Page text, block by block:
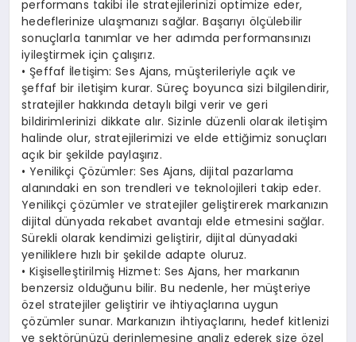
performans takibi ile stratejilerinizi optimize eder,
hedeflerinize ulaşmanızı sağlar. Başarıyı ölçülebilir
sonuçlarla tanımlar ve her adımda performansınızı
iyileştirmek için çalışırız.
• Şeffaf İletişim: Ses Ajans, müşterileriyle açık ve
şeffaf bir iletişim kurar. Süreç boyunca sizi bilgilendirir,
stratejiler hakkında detaylı bilgi verir ve geri
bildirimlerinizi dikkate alır. Sizinle düzenli olarak iletişim
halinde olur, stratejilerimizi ve elde ettiğimiz sonuçları
açık bir şekilde paylaşırız.
• Yenilikçi Çözümler: Ses Ajans, dijital pazarlama
alanındaki en son trendleri ve teknolojileri takip eder.
Yenilikçi çözümler ve stratejiler geliştirerek markanızın
dijital dünyada rekabet avantajı elde etmesini sağlar.
Sürekli olarak kendimizi geliştirir, dijital dünyadaki
yeniliklere hızlı bir şekilde adapte oluruz.
• Kişiselleştirilmiş Hizmet: Ses Ajans, her markanın
benzersiz olduğunu bilir. Bu nedenle, her müşteriye
özel stratejiler geliştirir ve ihtiyaçlarına uygun
çözümler sunar. Markanızın ihtiyaçlarını, hedef kitlenizi
ve sektörünüzü derinlemesine analiz ederek size özel